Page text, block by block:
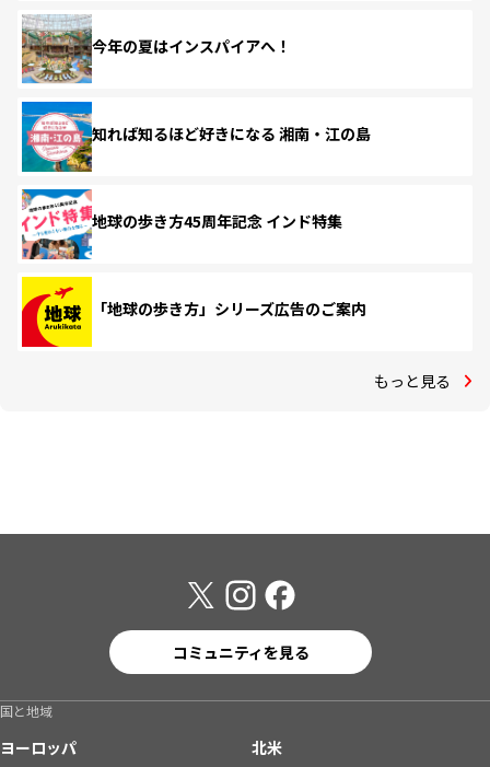
今年の夏はインスパイアへ！
知れば知るほど好きになる 湘南・江の島
地球の歩き方45周年記念 インド特集
「地球の歩き方」シリーズ広告のご案内
もっと見る
コミュニティを見る
国と地域
ヨーロッパ
北米